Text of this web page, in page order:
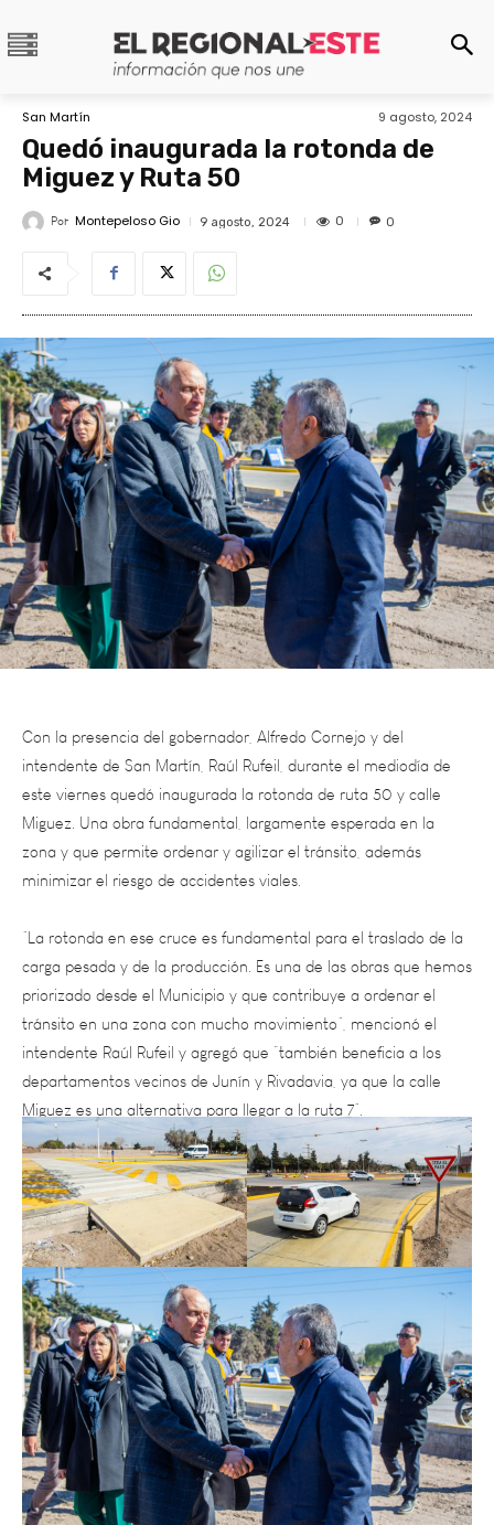
San Martín 9 agosto, 2024
Quedó inaugurada la rotonda de
Miguez y Ruta 50
Por Montepeloso Gio 9 agosto, 2024 0 0
Con la presencia del gobernador, Alfredo Cornejo y del
intendente de San Martín, Raúl Rufeil, durante el mediodía de
este viernes quedó inaugurada la rotonda de ruta 50 y calle
Miguez. Una obra fundamental, largamente esperada en la
zona y que permite ordenar y agilizar el tránsito, además
minimizar el riesgo de accidentes viales.
”La rotonda en ese cruce es fundamental para el traslado de la
carga pesada y de la producción. Esuna de las obras que hemos
priorizado desde el Municipio y que contribuye a ordenar el
tránsito en una zona con mucho movimiento”, mencionó el
intendente Raúl Rufeil y agregó que “también beneficia a los
departamentos vecinos de Junín y Rivadavia, ya que la calle
Miguez es una alternativa para llegar a la ruta 7”.